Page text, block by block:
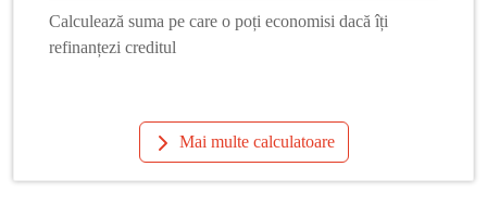
Calculează suma pe care o poți economisi dacă îți
refinanțezi creditul
Mai multe calculatoare